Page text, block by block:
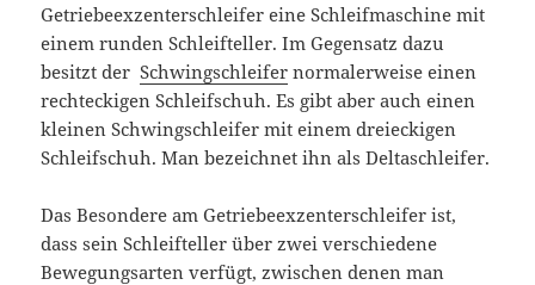
Getriebeexzenterschleifer eine Schleifmaschine mit
einem runden Schleifteller. Im Gegensatz dazu
besitzt derSchwingschleifer normalerweise einen
rechteckigen Schleifschuh. Es gibt aber auch einen
kleinen Schwingschleifer mit einem dreieckigen
Schleifschuh. Man bezeichnet ihn als Deltaschleifer.
Das Besondere am Getriebeexzenterschleifer ist,
dass sein Schleifteller über zwei verschiedene
Bewegungsarten verfügt, zwischen denen man